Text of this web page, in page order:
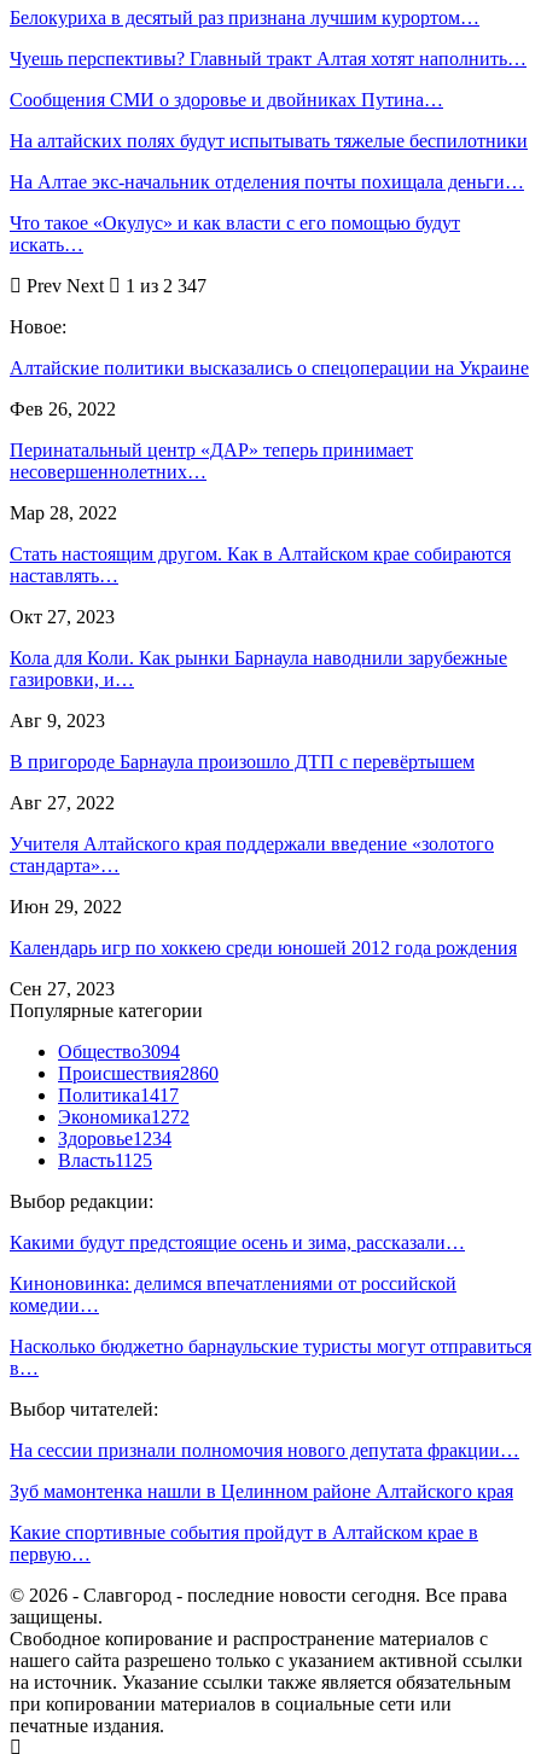
Белокуриха в десятый раз признана лучшим курортом…
Чуешь перспективы? Главный тракт Алтая хотят наполнить…
Сообщения СМИ о здоровье и двойниках Путина…
На алтайских полях будут испытывать тяжелые беспилотники
На Алтае экс-начальник отделения почты похищала деньги…
Что такое «Окулус» и как власти с его помощью будут
искать…
Prev Next
1 из 2 347
Новое:
Алтайские политики высказались о спецоперации на Украине
Фев 26, 2022
Перинатальный центр «ДАР» теперь принимает
несовершеннолетних…
Мар 28, 2022
Стать настоящим другом. Как в Алтайском крае собираются
наставлять…
Окт 27, 2023
Кола для Коли. Как рынки Барнаула наводнили зарубежные
газировки, и…
Авг 9, 2023
В пригороде Барнаула произошло ДТП с перевёртышем
Авг 27, 2022
Учителя Алтайского края поддержали введение «золотого
стандарта»…
Июн 29, 2022
Календарь игр по хоккею среди юношей 2012 года рождения
Сен 27, 2023
Популярные категории
Общество3094
Происшествия2860
Политика1417
Экономика1272
Здоровье1234
Власть1125
Выбор редакции:
Какими будут предстоящие осень и зима, рассказали…
Киноновинка: делимся впечатлениями от российской
комедии…
Насколько бюджетно барнаульские туристы могут отправиться
в…
Выбор читателей:
На сессии признали полномочия нового депутата фракции…
Зуб мамонтенка нашли в Целинном районе Алтайского края
Какие спортивные события пройдут в Алтайском крае в
первую…
© 2026 - Славгород - последние новости сегодня. Все права
защищены.
Свободное копирование и распространение материалов с
нашего сайта разрешено только с указанием активной ссылки
на источник. Указание ссылки также является обязательным
при копировании материалов в социальные сети или
печатные издания.